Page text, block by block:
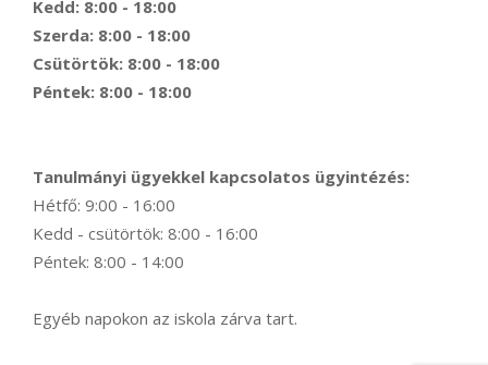
Kedd: 8:00 - 18:00
Szerda: 8:00 - 18:00
Csütörtök: 8:00 - 18:00
Péntek: 8:00 - 18:00
Tanulmányi ügyekkel kapcsolatos ügyintézés:
Hétfő: 9:00 - 16:00
Kedd - csütörtök: 8:00 - 16:00
Péntek: 8:00 - 14:00
Egyéb napokon az iskola zárva tart.